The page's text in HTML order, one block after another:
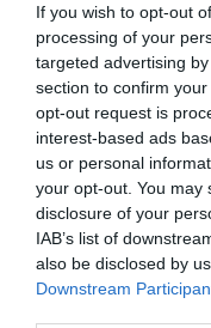
If you wish to opt-out
processing of your
targeted advertising
section to confirm
opt-out request is
interest-based ads
us or personal
your opt-out. You may
disclosure of your
IAB’s list of
also be disclosed by
Downstream
legelején járunk.
haszonszerzés,
hangsúlyozza.
hogy végleges
mintha az
politikai
László
közölni, hogy